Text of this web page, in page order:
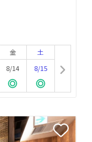
金
8/14
土
8/15